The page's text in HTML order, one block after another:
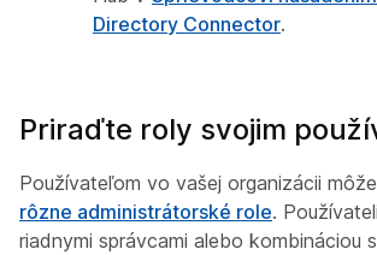
Directory Connector.
Priraďte roly svojim
Používateľom vo vašej organizácii
rôzne administrátorské role.
riadnymi správcami alebo kombináciou